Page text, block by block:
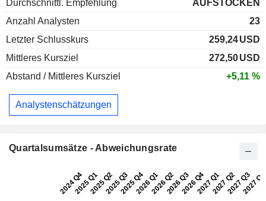
Durchschnittl. Empfehlung
AUFSTOCKEN
Anzahl Analysten
23
Letzter Schlusskurs
259,24USD
Mittleres Kursziel
272,50USD
Abstand / Mittleres Kursziel
+5,11 %
Analystenschätzungen
Quartalsumsätze - Abweichungsrate